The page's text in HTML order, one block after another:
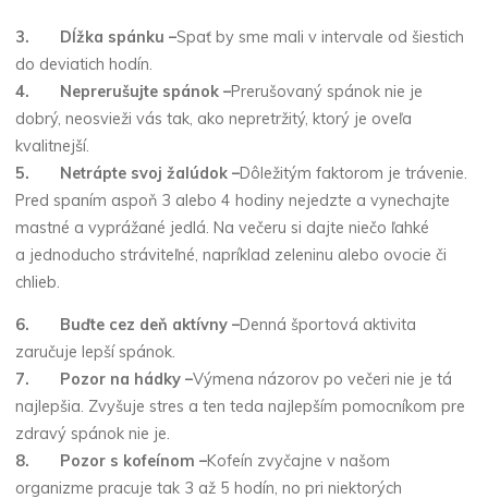
3. Dĺžka spánku –Spať by sme mali v intervale od šiestich
do deviatich hodín.
4. Neprerušujte spánok –Prerušovaný spánok nie je
dobrý, neosvieži vás tak, ako nepretržitý, ktorý je oveľa
kvalitnejší.
5. Netrápte svoj žalúdok –Dôležitým faktorom je trávenie.
Pred spaním aspoň 3 alebo 4 hodiny nejedzte a vynechajte
mastné a vyprážané jedlá. Na večeru si dajte niečo ľahké
a jednoducho stráviteľné, napríklad zeleninu alebo ovocie či
chlieb.
6. Buďte cez deň aktívny –Denná športová aktivita
zaručuje lepší spánok.
7. Pozor na hádky –Výmena názorov po večeri nie je tá
najlepšia. Zvyšuje stres a ten teda najlepším pomocníkom pre
zdravý spánok nie je.
8. Pozor s kofeínom –Kofeín zvyčajne v našom
organizme pracuje tak 3 až 5 hodín, no pri niektorých